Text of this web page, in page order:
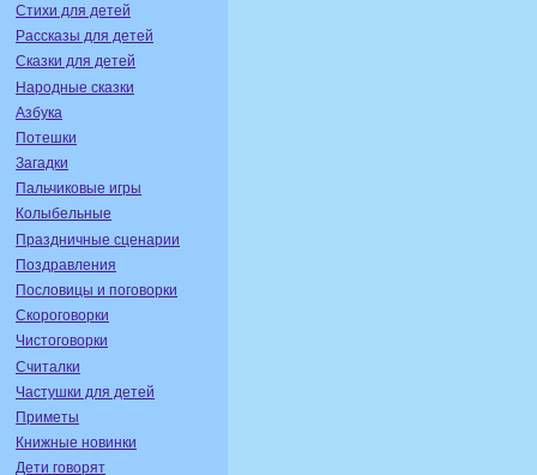
Стихи для детей
Рассказы для детей
Сказки для детей
Народные сказки
Азбука
Потешки
Загадки
Пальчиковые игры
Колыбельные
Праздничные сценарии
Поздравления
Пословицы и поговорки
Скороговорки
Чистоговорки
Считалки
Частушки для детей
Приметы
Книжные новинки
Дети говорят